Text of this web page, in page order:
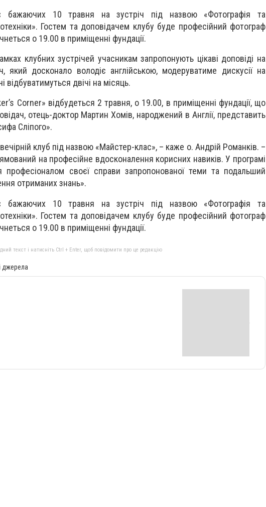
бажаючих 10 травня на зустріч під назвою «Фотографія та
Гостем та доповідачем клубу буде професійний фотограф
о 19.00 в приміщенні фундації.
клубних зустрічей учасникам запропонують цікаві доповіді на
який досконало володіє англійською, модеруватиме дискусії на
відбуватимуться двічі на місяць.
Corner» відбудеться 2 травня, о 19.00, в приміщенні фундації, що
отець-доктор Мартин Хомів, народжений в Англії, представить
Сліпого».
клуб під назвою «Майстер-клас», – каже о. Андрій Романків. –
на професійне вдосконалення корисних навиків. У програмі
професіоналом своєї справи запропонованої теми та подальший
отриманих знань».
бажаючих 10 травня на зустріч під назвою «Фотографія та
Гостем та доповідачем клубу буде професійний фотограф
о 19.00 в приміщенні фундації.
текст і натисніть Ctrl + Enter, щоб повідомити про це редакцію
джерела